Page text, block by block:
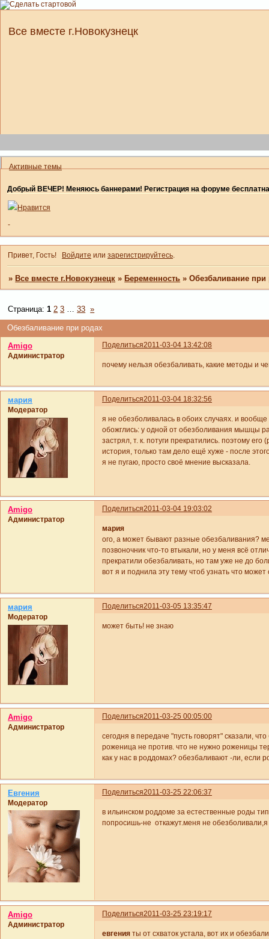
Все вместе г.Новокузнецк
Активные темы
Добрый ВЕЧЕР! Меняюсь баннерами! Регистрация на форуме бесплатна
Нравится
-
Привет, Гость! Войдите или зарегистрируйтесь.
»Все вместе г.Новокузнецк »Беременность »Обезбаливание при
Обезбаливание при родах
Страница:1 2 3 … 33 »
Поделиться2011-03-04 13:42:08
Amigo
Администратор
почему нельзя обезбаливать, какие методы и
Поделиться2011-03-04 18:32:56
мария
Модератор
я не обезболивалась в обоих случаях. и
обожглись: у одной от обезболивания мышцы
застрял, т. к. потуги прекратились. поэтому
история, только там дело ещё хуже - после
я не пугаю, просто своё мнение высказала.
Поделиться2011-03-04 19:03:02
Amigo
Администратор
мария
ого, а может бывают разные обезбаливания?
позвоночник что-то втыкали, но у меня всё
прекратили обезбаливать, но там уже не до
вот я и поднила эту тему чтоб узнать что
Поделиться2011-03-05 13:35:47
мария
Модератор
может быть! не знаю
Поделиться2011-03-25 00:05:00
Amigo
Администратор
сегодня в передаче "пусть говорят" сказали,
роженица не против. что не нужно роженицы
как у нас в роддомах? обезбаливают -ли, если
Поделиться2011-03-25 22:06:37
Евгения
Модератор
в ильинском роддоме за естественные роды
попросишь-не откажут.меня не обезболивали,я
Поделиться2011-03-25 23:19:17
Amigo
Администратор
евгения ты от схваток устала, вот их и